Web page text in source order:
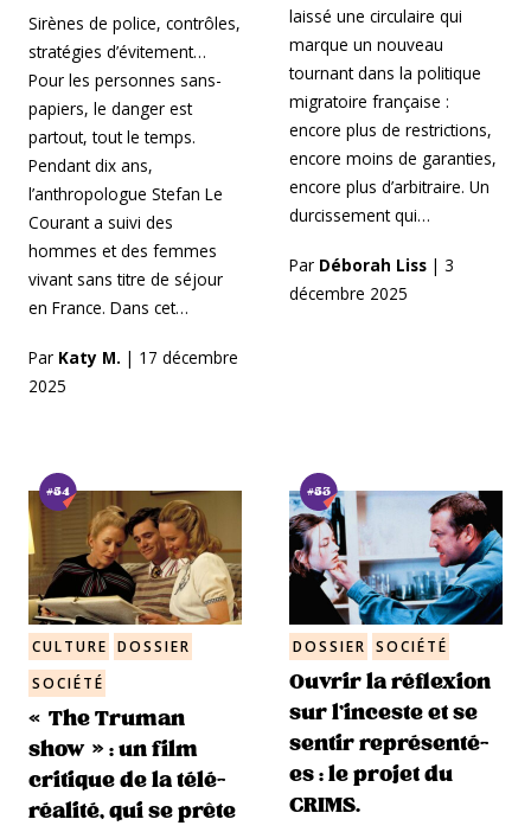
Sirènes de police, contrôles,
stratégies d’évitement…
Pour les personnes sans-
papiers, le danger est
partout, tout le temps.
Pendant dix ans,
l’anthropologue Stefan Le
Courant a suivi des
hommes et des femmes
vivant sans titre de séjour
en France. Dans cet…
Par Katy M. | 17 décembre
2025
laissé une circulaire qui
marque un nouveau
tournant dans la politique
migratoire française :
encore plus de restrictions,
encore moins de garanties,
encore plus d’arbitraire. Un
durcissement qui…
Par Déborah Liss | 3
décembre 2025
#54
CULTURE
DOSSIER
SOCIÉTÉ
« The Truman
show » : un film
critique de la télé-
réalité, qui se prête
#53
DOSSIER SOCIÉTÉ
Ouvrir la réflexion
sur l’inceste et se
sentir représenté-
es : le projet du
CRIMS.